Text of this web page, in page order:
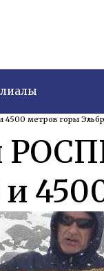
метров горы